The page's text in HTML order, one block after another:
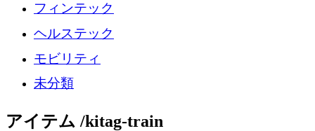
フィンテック
ヘルステック
モビリティ
未分類
アイテム /kitag-train